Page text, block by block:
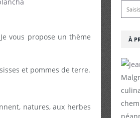
vous propose un thème
et pommes de terre.
natures, aux herbes
À